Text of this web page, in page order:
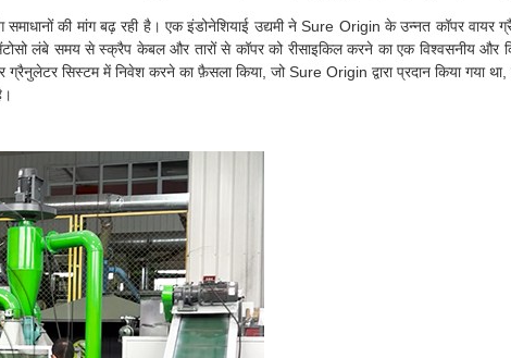
की मांग बढ़ रही है। एक इंडोनेशियाई उद्यमी ने Sure Origin के उन्नत कॉपर वायर
लंबे समय से स्क्रैप केबल और तारों से कॉपर को रीसाइकिल करने का एक विश्वसनीय और
ग्रैनुलेटर सिस्टम में निवेश करने का फ़ैसला किया, जो Sure Origin द्वारा प्रदान किया गया